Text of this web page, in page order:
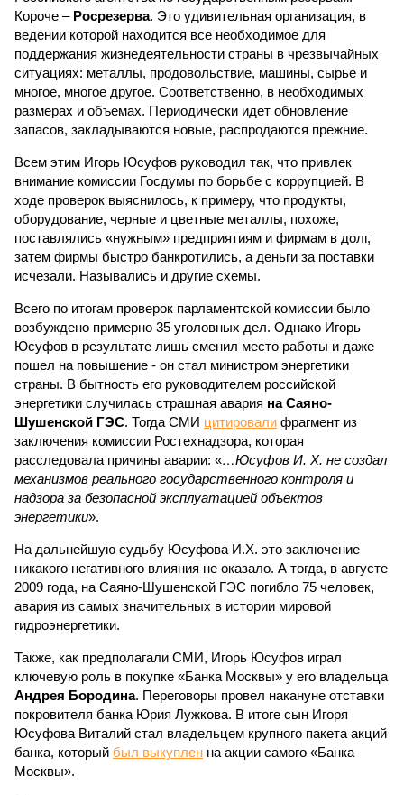
Короче – Росрезерва. Это удивительная организация, в
ведении которой находится все необходимое для
поддержания жизнедеятельности страны в чрезвычайных
ситуациях: металлы, продовольствие, машины, сырье и
многое, многое другое. Соответственно, в необходимых
размерах и объемах. Периодически идет обновление
запасов, закладываются новые, распродаются прежние.
Всем этим Игорь Юсуфов руководил так, что привлек
внимание комиссии Госдумы по борьбе с коррупцией. В
ходе проверок выяснилось, к примеру, что продукты,
оборудование, черные и цветные металлы, похоже,
поставлялись «нужным» предприятиям и фирмам в долг,
затем фирмы быстро банкротились, а деньги за поставки
исчезали. Назывались и другие схемы.
Всего по итогам проверок парламентской комиссии было
возбуждено примерно 35 уголовных дел. Однако Игорь
Юсуфов в результате лишь сменил место работы и даже
пошел на повышение - он стал министром энергетики
страны. В бытность его руководителем российской
энергетики случилась страшная авария на Саяно-
Шушенской ГЭС. Тогда СМИ цитировали фрагмент из
заключения комиссии Ростехнадзора, которая
расследовала причины аварии: «…Юсуфов И. Х. не создал
механизмов реального государственного контроля и
надзора за безопасной эксплуатацией объектов
энергетики».
На дальнейшую судьбу Юсуфова И.Х. это заключение
никакого негативного влияния не оказало. А тогда, в августе
2009 года, на Саяно-Шушенской ГЭС погибло 75 человек,
авария из самых значительных в истории мировой
гидроэнергетики.
Также, как предполагали СМИ, Игорь Юсуфов играл
ключевую роль в покупке «Банка Москвы» у его владельца
Андрея Бородина. Переговоры провел накануне отставки
покровителя банка Юрия Лужкова. В итоге сын Игоря
Юсуфова Виталий стал владельцем крупного пакета акций
банка, который был выкуплен на акции самого «Банка
Москвы».